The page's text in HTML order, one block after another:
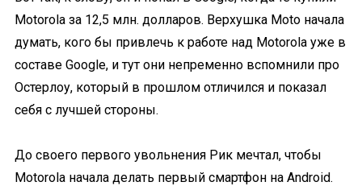
Motorola за 12,5 млн. долларов. Верхушка Moto начала
думать, кого бы привлечь к работе над Motorola уже в
составе Google, и тут они непременно вспомнили про
Остерлоу, который в прошлом отличился и показал
себя с лучшей стороны.
До своего первого увольнения Рик мечтал, чтобы
Motorola начала делать первый смартфон на Android.